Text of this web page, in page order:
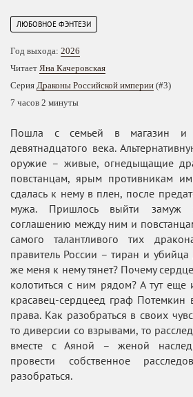
ЛЮБОВНОЕ ФЭНТЕЗИ
Год выхода: 2026
Читает Яна Качеровская
Серия Драконы Российской империи (#3)
7 часов 2 минуты
Пошла с семьей в магазин и
девятнадцатого века.
оружие – живые, огнедыщащие
повстанцам, ярым противникам
сдалась к нему в плен, после
мужа. Пришлось выйти замуж
соглашению между ним и
самого талантливого тих
правитель России – тиран и
же меня к нему тянет? Почему
колотиться с ним рядом? А тут еще
красавец-сердцеед граф Потемкин
права. Как разобраться в своих
то диверсии со взрывами, то
вместе с Аяной – женой
провести собственное
разобраться.